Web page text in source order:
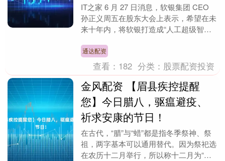
IT之家 6 月 27 日消息，软银集团 CEO
孙正义周五在股东大会上表示，希望在未
来十年内，将软银打造成“人工超级智能
通达配资
查看： 182 分类： 股票配资投资
金风配资 【眉县疾控提醒
您】今日腊八，驱瘟避疫、
祈求安康的节日！
在古代，“腊”与“蜡”都是指冬季祭神、祭
祖，两字基本可以通用替代。因为祭祀选
在农历十二月举行，所以称十二月为“腊